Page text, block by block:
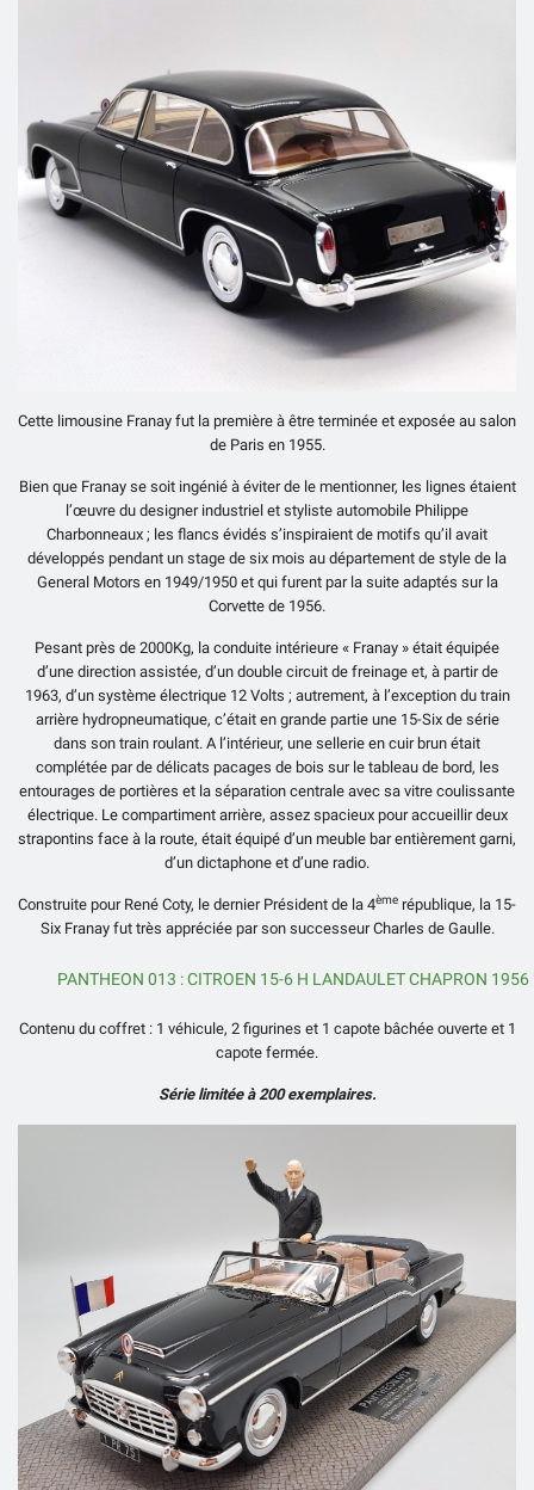
Cette limousine Franay fut la première à être terminée et exposée au salon
de Paris en 1955.
Bien que Franay se soit ingénié à éviter de le mentionner, les lignes étaient
l’œuvre du designer industriel et styliste automobile Philippe
Charbonneaux ; les flancs évidés s’inspiraient de motifs qu’il avait
développés pendant un stage de six mois au département de style de la
General Motors en 1949/1950 et qui furent par la suite adaptés sur la
Corvette de 1956.
Pesant près de 2000Kg, la conduite intérieure « Franay » était équipée
d’une direction assistée, d’un double circuit de freinage et, à partir de
1963, d’un système électrique 12 Volts ; autrement, à l’exception du train
arrière hydropneumatique, c’était en grande partie une 15-Six de série
dans son train roulant. A l’intérieur, une sellerie en cuir brun était
complétée par de délicats pacages de bois sur le tableau de bord, les
entourages de portières et la séparation centrale avec sa vitre coulissante
électrique. Le compartiment arrière, assez spacieux pour accueillir deux
strapontins face à la route, était équipé d’un meuble bar entièrement garni,
d’un dictaphone et d’une radio.
Construite pour René Coty, le dernier Président de la 4ème république, la 15-
Six Franay fut très appréciée par son successeur Charles de Gaulle.
PANTHEON 013 : CITROEN 15-6 H LANDAULET CHAPRON
Contenu du coffret : 1 véhicule, 2 figurines et 1 capote bâchée ouverte et 1
capote fermée.
Série limitée à 200 exemplaires.